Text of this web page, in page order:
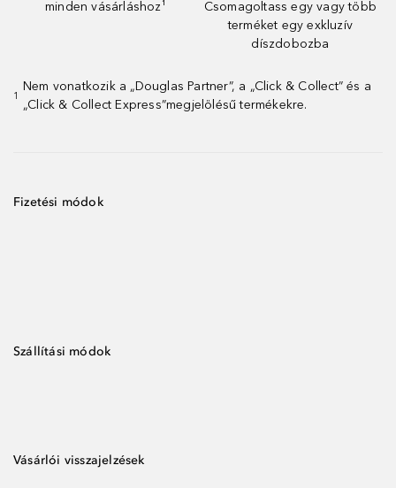
minden vásárláshoz¹
Csomagoltass egy vagy több
terméket egy exkluzív
díszdobozba
1
Nem vonatkozik a „Douglas Partner”, a „Click & Collect” és a
„Click & Collect Express”megjelölésű termékekre.
Fizetési módok
Szállítási módok
Vásárlói visszajelzések